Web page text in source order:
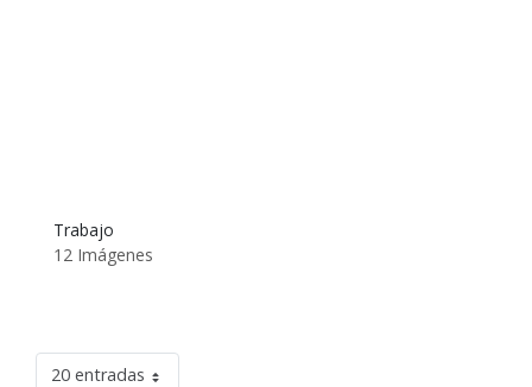
Trabajo
12 Imágenes
20 entradas